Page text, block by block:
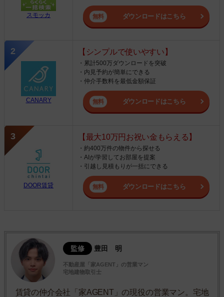
スモッカ ダウンロードはこちら
CANARY
【シンプルで使いやすい】
・累計500万ダウンロードを突破
・内見予約が簡単にできる
・仲介手数料を最低金額保証
ダウンロードはこちら
DOOR賃貸
【最大10万円お祝い金もらえる】
・約400万件の物件から探せる
・AIが学習してお部屋を提案
・引越し見積もりが一括にできる
ダウンロードはこちら
監修 豊田 明
不動産屋「家AGENT」の営業マン
宅地建物取引士
賃貸の仲介会社「家AGENT」の現役の営業マン。宅地